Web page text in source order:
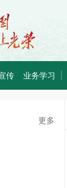
传 业务学习
更多